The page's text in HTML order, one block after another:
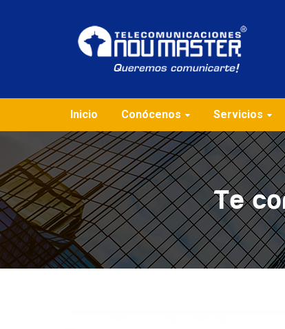
Inicio Conócenos Servicios
Te